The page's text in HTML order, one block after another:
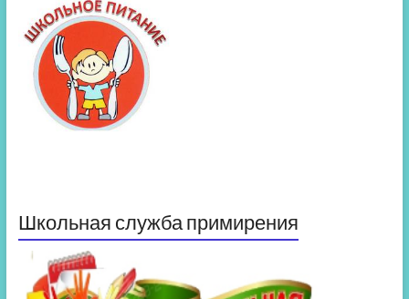
Школьная служба примирения